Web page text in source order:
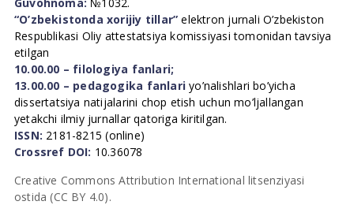
“O’zbekistonda xorijiy tillar” elektron jurnali O’zbekiston
Respublikasi Oliy attestatsiya komissiyasi tomonidan tavsiya
etilgan
10.00.00 – filologiya fanlari;
13.00.00 – pedagogika fanlari yo’nalishlari bo’yicha
dissertatsiya natijalarini chop etish uchun mo’ljallangan
yetakchi ilmiy jurnallar qatoriga kiritilgan.
ISSN: 2181-8215 (online)
Crossref DOI: 10.36078
Creative Commons Attribution International litsenziyasi
ostida (CC BY 4.0).